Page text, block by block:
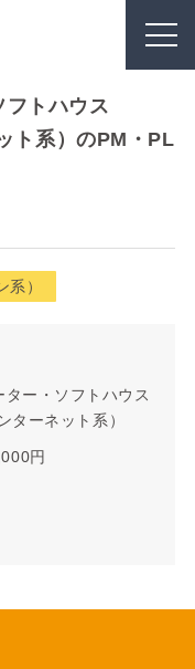
フトハウス
ト系）のPM・PL
）
ー・ソフトハウス
ターネット系）
円